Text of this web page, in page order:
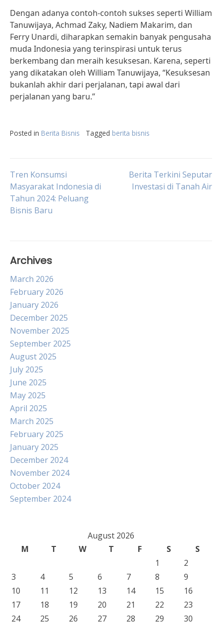
Dengan adanya contoh-contoh sukses seperti William
Tanuwijaya, Achmad Zaky, Nadiem Makarim, dan
Ferry Unardi, diharapkan semakin banyak pengusaha
muda Indonesia yang terinspirasi untuk terus
berkembang dan meraih kesuksesan. Karena, seperti
yang dikatakan oleh William Tanuwijaya, “Kesuksesan
bukanlah akhir dari perjalanan, tapi awal dari
perjalanan yang baru.”
Posted in Berita Bisnis Tagged berita bisnis
Post
navigation
Tren Konsumsi
Masyarakat Indonesia di
Tahun 2024: Peluang
Bisnis Baru
Berita Terkini Seputar
Investasi di Tanah Air
Archives
March 2026
February 2026
January 2026
December 2025
November 2025
September 2025
August 2025
July 2025
June 2025
May 2025
April 2025
March 2025
February 2025
January 2025
December 2024
November 2024
October 2024
September 2024
August 2026
M
T W T F S
S
1
2
3
4 5 6 7 8
9
10
11 12 13 14 15
16
17
18 19 20 21 22
23
24
25 26 27 28 29 30